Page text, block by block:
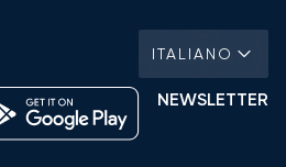
ITALIANO
NEWSLETTER